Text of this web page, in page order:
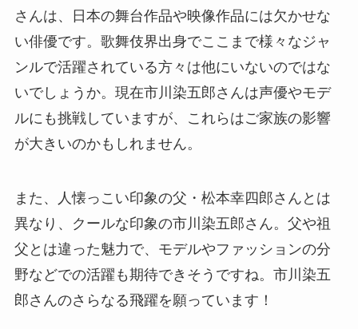
さんは、日本の舞台作品や映像作品には欠かせな
い俳優です。歌舞伎界出身でここまで様々なジャ
ンルで活躍されている方々は他にいないのではな
いでしょうか。現在市川染五郎さんは声優やモデ
ルにも挑戦していますが、これらはご家族の影響
が大きいのかもしれません。
また、人懐っこい印象の父・松本幸四郎さんとは
異なり、クールな印象の市川染五郎さん。父や祖
父とは違った魅力で、モデルやファッションの分
野などでの活躍も期待できそうですね。市川染五
郎さんのさらなる飛躍を願っています！